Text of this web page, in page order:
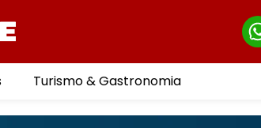
Turismo & Gastronomia